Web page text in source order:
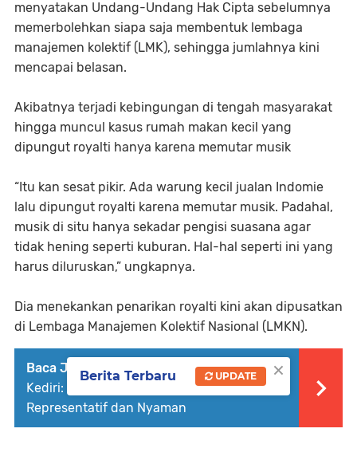
menyatakan Undang-Undang Hak Cipta sebelumnya
memerbolehkan siapa saja membentuk lembaga
manajemen kolektif (LMK), sehingga jumlahnya kini
mencapai belasan.
Akibatnya terjadi kebingungan di tengah masyarakat
hingga muncul kasus rumah makan kecil yang
dipungut royalti hanya karena memutar musik
“Itu kan sesat pikir. Ada warung kecil jualan Indomie
lalu dipungut royalti karena memutar musik. Padahal,
musik di situ hanya sekadar pengisi suasana agar
tidak hening seperti kuburan. Hal-hal seperti ini yang
harus diluruskan,” ungkapnya.
Dia menekankan penarikan royalti kini akan dipusatkan
di Lembaga Manajemen Kolektif Nasional (LMKN).
Baca Juga :
Masjid Agung An-Nur Pare-
Kediri: Pusat Kegiatan Umat yang
Representatif dan Nyaman
×
Berita Terbaru UPDATE